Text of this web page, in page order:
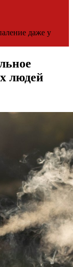
даже у
людей